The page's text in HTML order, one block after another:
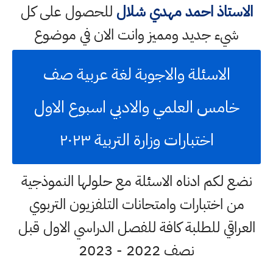
الاستاذ احمد مهدي شلال للحصول على كل
شيء جديد ومميز وانت الان في موضوع
الاسئلة والاجوبة لغة عربية صف
خامس العلمي والادبي اسبوع الاول
اختبارات وزارة التربية ٢٠٢٣
نضع لكم ادناه الاسئلة مع حلولها النموذجية
من اختبارات وامتحانات التلفزيون التربوي
العراقي للطلبة كافة للفصل الدراسي الاول قبل
نصف 2022 - 2023